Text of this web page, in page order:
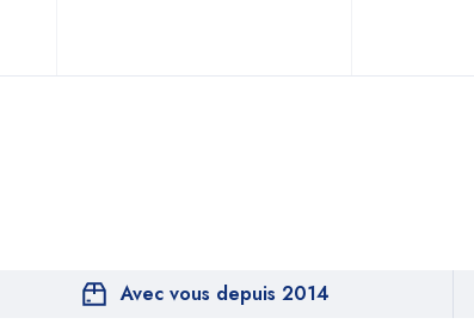
Avec vous depuis 2014